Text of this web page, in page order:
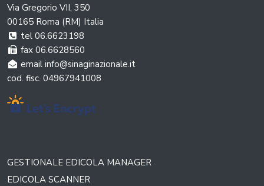
Via Gregorio VII, 350
00165 Roma (RM) Italia
tel 06.6623198
fax 06.6628560
email info@sinaginazionale.it
cod. fisc. 04967941008
GESTIONALE EDICOLA MANAGER
EDICOLA SCANNER